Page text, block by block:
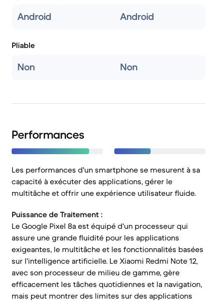
Android Android
Pliable
Non Non
Performances
Les performances d'un smartphone se mesurent à sa
capacité à exécuter des applications, gérer le
multitâche et offrir une expérience utilisateur fluide.
Puissance de Traitement :
Le Google Pixel 8a est équipé d'un processeur qui
assure une grande fluidité pour les applications
exigeantes, le multitâche et les fonctionnalités basées
sur l'intelligence artificielle. Le Xiaomi Redmi Note 12,
avec son processeur de milieu de gamme, gère
efficacement les tâches quotidiennes et la navigation,
mais peut montrer des limites sur des applications